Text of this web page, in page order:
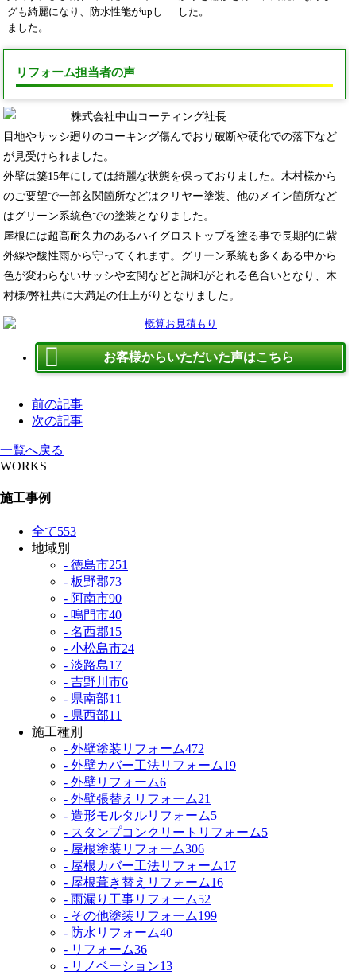
グも綺麗になり、防水性能がupし
ました。
した。
リフォーム担当者の声
目地やサッシ廻りのコーキング傷んでおり破断や硬化での落下など
が見受けられました。
外壁は築15年にしては綺麗な状態を保っておりました。木村様から
のご要望で一部玄関箇所などはクリヤー塗装、他のメイン箇所など
はグリーン系統色での塗装となりました。
屋根には超高耐久力のあるハイグロストップを塗る事で長期的に紫
外線や酸性雨から守ってくれます。グリーン系統も多くある中から
色が変わらないサッシや玄関などと調和がとれる色合いとなり、木
村様/弊社共に大満足の仕上がりとなりました。
お客様からいただいた声はこちら
前の記事
次の記事
一覧へ戻る
WORKS
施工事例
全て553
地域別
- 徳島市251
- 板野郡73
- 阿南市90
- 鳴門市40
- 名西郡15
- 小松島市24
- 淡路島17
- 吉野川市6
- 県南部11
- 県西部11
施工種別
- 外壁塗装リフォーム472
- 外壁カバー工法リフォーム19
- 外壁リフォーム6
- 外壁張替えリフォーム21
- 造形モルタルリフォーム5
- スタンプコンクリートリフォーム5
- 屋根塗装リフォーム306
- 屋根カバー工法リフォーム17
- 屋根葺き替えリフォーム16
- 雨漏り工事リフォーム52
- その他塗装リフォーム199
- 防水リフォーム40
- リフォーム36
- リノベーション13